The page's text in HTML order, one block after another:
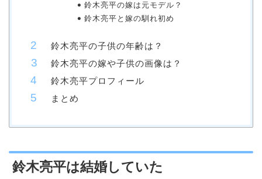
鈴木亮平の嫁は元モデル？
鈴木亮平と嫁の馴れ初め
鈴木亮平の子供の年齢は？
鈴木亮平の嫁や子供の画像は？
鈴木亮平プロフィール
まとめ
鈴木亮平は結婚していた